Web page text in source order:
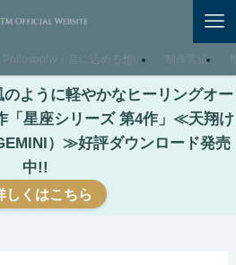
Philosophy｜音に込める想い 制作実績
ように軽やかなヒーリングオー
星座シリーズ 第4作」≪天翔け
）≫好評ダウンロード発売
中!!
しくはこちら